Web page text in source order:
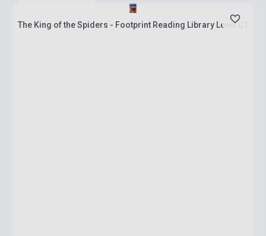
The King of the Spiders - Footprint Reading Library Level C1